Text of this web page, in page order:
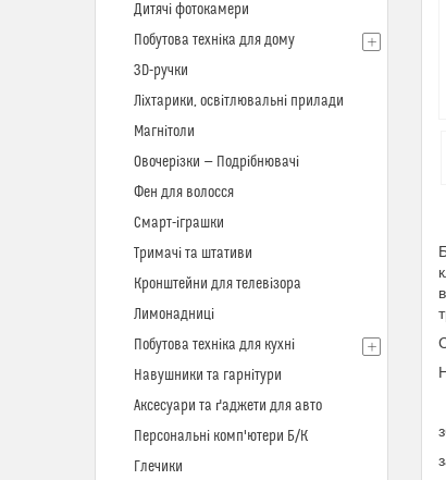
Дитячі фотокамери
Побутова техніка для дому
3D-ручки
Ліхтарики, освітлювальні прилади
Магнітоли
Овочерізки — Подрібнювачі
Фен для волосся
Смарт-іграшки
Тримачі та штативи
Кронштейни для телевізора
Лимонадниці
Побутова техніка для кухні
Навушники та гарнітури
Аксесуари та ґаджети для авто
Персональні комп'ютери Б/К
Глечики